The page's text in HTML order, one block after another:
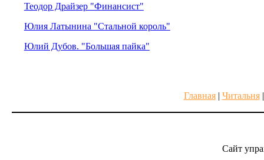
Теодор Драйзер "Финансист"
Юлия Латынина "Стальной король"
Юлий Дубов. "Большая пайка"
Главная| Читальня
Сайт